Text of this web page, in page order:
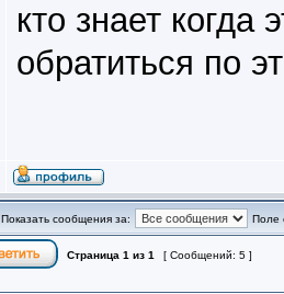
кто знает когда
обратиться по
Показать сообщения за: Поле
Страница 1 из 1 [ Сообщений: 5 ]